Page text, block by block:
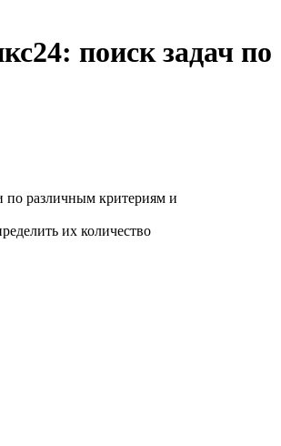
поиск задач по
по различным критериям и
их количество